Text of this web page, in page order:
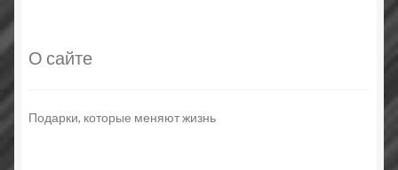
О сайте
Подарки, которые меняют жизнь